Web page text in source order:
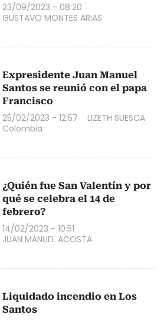
23/09/2023 - 08:20
GUSTAVO MONTES ARIAS
Expresidente Juan Manuel
Santos se reunió con el papa
Francisco
25/02/2023 - 12:57
LIZETH SUESCA
Colombia
¿Quién fue San Valentín y por
qué se celebra el 14 de
febrero?
14/02/2023 - 10:51
JUAN MANUEL ACOSTA
Liquidado incendio en Los
Santos